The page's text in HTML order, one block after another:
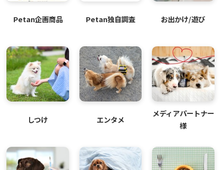
Petan企画商品 Petan独自調査 お出かけ/遊び
しつけ エンタメ
メディアパートナー
様